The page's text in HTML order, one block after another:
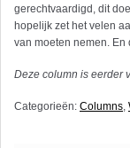
gerechtvaardigd, dit
hopelijk zet het velen
van moeten nemen.
Deze column is eerder
Categorieën: Columns,